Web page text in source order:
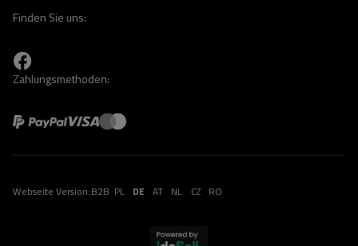
Finden Sie uns:
Zahlungsmethoden:
Webseite Version:B2B PL DE AT NL CZ RO